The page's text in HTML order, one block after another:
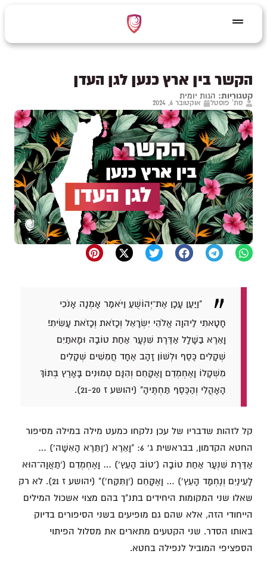
הקשר בין ארץ כנען לגן העדן
קטגוריות: הגות יומית
סת' פוסטל אוקטובר 6, 2024
"וַיַּעַן עָכָן אֶת־יְהוֹשֻׁעַ וַיֹּאמַר אָמְנָה אָנֹכִי
חָטָאתִי לַיהוָה אֱלֹהֵי יִשְׂרָאֵל וְכָזֹאת וְכָזֹאת עָשִׂיתִי׃
וָאֵרֶא בַשָּׁלָל אַדֶּרֶת שִׁנְעָר אַחַת טוֹבָה וּמָאתַיִם
שְׁקָלִים כֶּסֶף וּלְשׁוֹן זָהָב אֶחָד חֲמִשִּׁים שְׁקָלִים
מִשְׁקָלוֹ וָאֶחְמְדֵם וָאֶקָּחֵם וְהִנָּם טְמוּנִים בָּאָרֶץ בְּתוֹךְ
הָאָהֳלִי וְהַכֶּסֶף תַּחְתֶּיהָ" (יהושע ז 21-20).
קל לזהות שדבריו של עכן נלקחו כמעט מילה במילה מסיפור
החטא הקדמון, בבראשית ג' 6: "וָאֵרֶא ('וַתֵּרֶא הָאִשָּׁה') …
אַדֶּרֶת שִׁנְעָר אַחַת טוֹבָה ('טוֹב הָעֵץ') … וָאֶחְמְדֵם ('תַאֲוָה־הוּא
לָעֵינַיִם וְנֶחְמָד הָעֵץ') … וָאֶקָּחֵם ('וַתִּקַּח')" (יהושע ז 21). לא רק
שאלו שני המקומות היחידים בתנ"ך בהם מצוי אשכול המילים
הייחודי הזה, אלא שהם גם מופיעים בשני הסיפורים בדיוק
באותו הסדר. שני הקטעים מתארים את מסלול הפיתוי
הספציפי המוביל לנפילה בחטא.